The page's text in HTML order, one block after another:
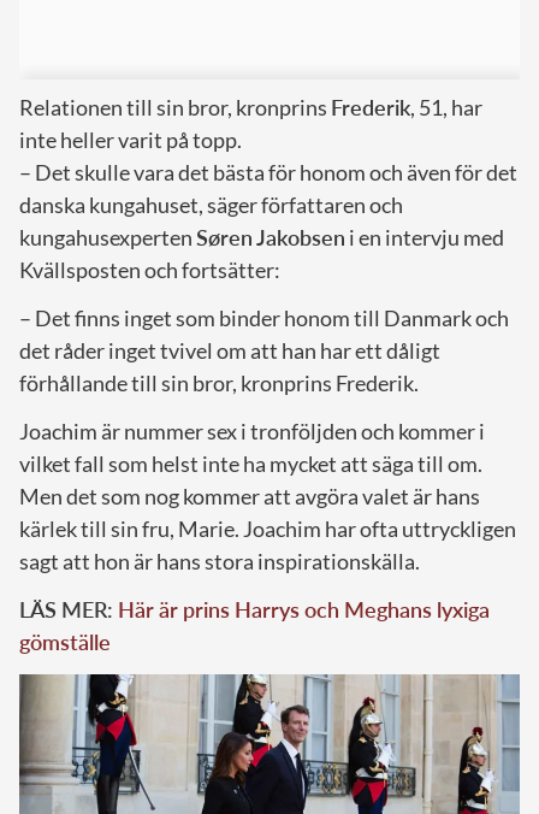
Relationen till sin bror, kronprins Frederik, 51, har
inte heller varit på topp.
– Det skulle vara det bästa för honom och även för det
danska kungahuset, säger författaren och
kungahusexpertenSøren Jakobsen i en intervju med
Kvällsposten och fortsätter:
– Det finns inget som binder honom till Danmark och
det råder inget tvivel om att han har ett dåligt
förhållande till sin bror, kronprins Frederik.
Joachim är nummer sex i tronföljden och kommer i
vilket fall som helst inte ha mycket att säga till om.
Men det som nog kommer att avgöra valet är hans
kärlek till sin fru, Marie. Joachim har ofta uttryckligen
sagt att hon är hans stora inspirationskälla.
LÄS MER: Här är prins Harrys och Meghans lyxiga
gömställe